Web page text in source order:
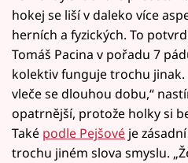
hokej se liší v daleko více
herních a fyzických. To
Tomáš Pacina v pořadu 7
kolektiv funguje trochu
vleče se dlouhou dobu,“
opatrnější, protože holky si
Také podle Pejšové je
trochu jiném slova smyslu.